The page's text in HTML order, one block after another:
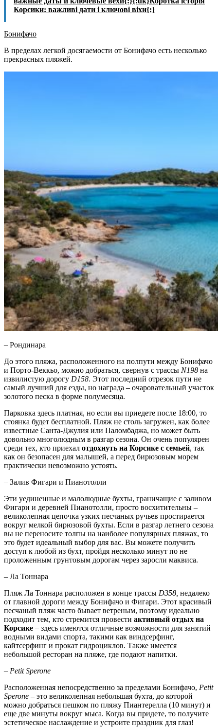
Корсики: важливі дати і ключові віхи{:}
Бонифачо
В пределах легкой досягаемости от Бонифачо есть несколько
прекрасных пляжей.
– Рондинара
До этого пляжа, расположенного на полпути между Бонифачо
и Порто-Веккьо, можно добраться, свернув с трассы N198 на
извилистую дорогу D158. Этот последний отрезок пути не
самый лучший для езды, но награда – очаровательный участок
золотого песка в форме полумесяца.
Парковка здесь платная, но если вы приедете после 18:00, то
стоянка будет бесплатной. Пляж не столь загружен, как более
известные Санта-Джулия или Паломбаджа, но может быть
довольно многолюдным в разгар сезона. Он очень популярен
среди тех, кто приехал отдохнуть на Корсике с семьей, так
как он безопасен для малышей, а перед бирюзовым морем
практически невозможно устоять.
– Залив Фигари и Пианотолли
Эти уединенные и малолюдные бухты, граничащие с заливом
Фигари и деревней Пианотолли, просто восхитительны –
великолепная цепочка узких песчаных ручьев простирается
вокруг мелкой бирюзовой бухты. Если в разгар летнего сезона
вы не переносите толпы на наиболее популярных пляжах, то
это будет идеальный выбор для вас. Вы можете получить
доступ к любой из бухт, пройдя несколько минут по не
проложенным грунтовым дорогам через заросли маквиса.
– Ла Тоннара
Пляж Ла Тоннара расположен в конце трассы D358, недалеко
от главной дороги между Бонифачо и Фигари. Этот красивый
песчаный пляж часто бывает ветреным, поэтому идеально
подходит тем, кто стремится провести активный отдых на
Корсике – здесь имеются отличные возможности для занятий
водными видами спорта, такими как виндсерфинг,
кайтсерфинг и прокат гидроциклов. Также имеется
небольшой ресторан на пляже, где подают напитки.
– Petit Sperone
Расположенная непосредственно за пределами Бонифачо, Petit
Sperone – это великолепная небольшая бухта, до которой
можно добраться пешком по пляжу Пиантерелла (10 минут) и
еще две минуты вокруг мыса. Когда вы придете, то получите
эстетическое наслаждение и устроите праздник для глаз!